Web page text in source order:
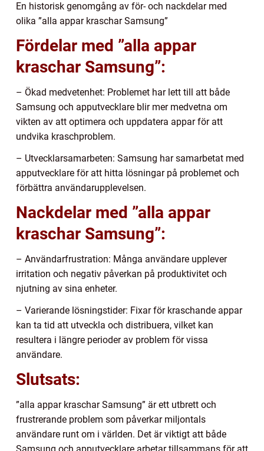
En historisk genomgång av för- och nackdelar med
olika ”alla appar kraschar Samsung”
Fördelar med ”alla appar
kraschar Samsung”:
– Ökad medvetenhet: Problemet har lett till att både
Samsung och apputvecklare blir mer medvetna om
vikten av att optimera och uppdatera appar för att
undvika kraschproblem.
– Utvecklarsamarbeten: Samsung har samarbetat med
apputvecklare för att hitta lösningar på problemet och
förbättra användarupplevelsen.
Nackdelar med ”alla appar
kraschar Samsung”:
– Användarfrustration: Många användare upplever
irritation och negativ påverkan på produktivitet och
njutning av sina enheter.
– Varierande lösningstider: Fixar för kraschande appar
kan ta tid att utveckla och distribuera, vilket kan
resultera i längre perioder av problem för vissa
användare.
Slutsats:
”alla appar kraschar Samsung” är ett utbrett och
frustrerande problem som påverkar miljontals
användare runt om i världen. Det är viktigt att både